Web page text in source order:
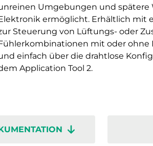
Umgebungen und
ermöglicht. Erhältlich mit
Steuerung von Lüftungs- oder
mit oder ohne
einfach über die drahtlose
Application Tool 2.